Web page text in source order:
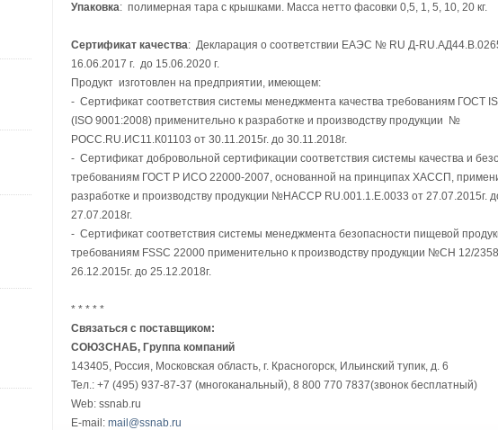
Упаковка: полимерная тара с крышками. Масса нетто фасовки 0,5, 1, 5, 10, 20 кг.
Сертификат качества: Декларация о соответствии EAЭС № RU Д-
16.06.2017 г. до 15.06.2020 г.
Продукт изготовлен на предприятии, имеющем:
- Сертификат соответствия системы менеджмента качества требованиям ГОСТ
(ISO 9001:2008) применительно к разработке и производству продукции №
РОСС.RU.ИС11.К01103 от 30.11.2015г. до 30.11.2018г.
- Сертификат добровольной сертификации соответствия системы качества и
требованиям ГОСТ Р ИСО 22000-2007, основанной на принципах ХАССП,
разработке и производству продукции №HACCP RU.001.1.E.0033 от 27.07.2015г.
27.07.2018г.
- Сертификат соответствия системы менеджмента безопасности пищевой
требованиям FSSC 22000 применительно к производству продукции №СН 12/
26.12.2015г. до 25.12.2018г.
* * * * *
Связаться с поставщиком:
СОЮЗСНАБ, Группа компаний
143405, Россия, Московская область, г. Красногорск, Ильинский тупик, д. 6
Тел.: +7 (495) 937-87-37 (многоканальный), 8 800 770 7837(звонок бесплатный)
Web: ssnab.ru
E-mail: mail@ssnab.ru